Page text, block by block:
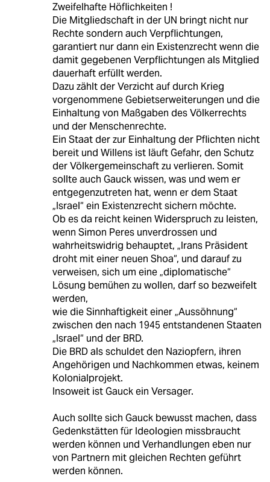
Zweifelhafte Höflichkeiten !
Die Mitgliedschaft in der UN bringt nicht nur
Rechte sondern auch Verpflichtungen,
garantiert nur dann ein Existenzrecht wenn die
damit gegebenen Verpflichtungen als Mitglied
dauerhaft erfüllt werden.
Dazu zählt der Verzicht auf durch Krieg
vorgenommene Gebietserweiterungen und die
Einhaltung von Maßgaben des Völkerrechts
und der Menschenrechte.
Ein Staat der zur Einhaltung der Pflichten nicht
bereit und Willens ist läuft Gefahr, den Schutz
der Völkergemeinschaft zu verlieren. Somit
sollte auch Gauck wissen, was und wem er
entgegenzutreten hat, wenn er dem Staat
„Israel“ ein Existenzrecht sichern möchte.
Ob es da reicht keinen Widerspruch zu leisten,
wenn Simon Peres unverdrossen und
wahrheitswidrig behauptet, „Irans Präsident
droht mit einer neuen Shoa“, und darauf zu
verweisen, sich um eine „diplomatische“
Lösung bemühen zu wollen, darf so bezweifelt
werden,
wie die Sinnhaftigkeit einer „Aussöhnung“
zwischen den nach 1945 entstandenen Staaten
„Israel“ und der BRD.
Die BRD als schuldet den Naziopfern, ihren
Angehörigen und Nachkommen etwas, keinem
Kolonialprojekt.
Insoweit ist Gauck ein Versager.
Auch sollte sich Gauck bewusst machen, dass
Gedenkstätten für Ideologien missbraucht
werden können und Verhandlungen eben nur
von Partnern mit gleichen Rechten geführt
werden können.